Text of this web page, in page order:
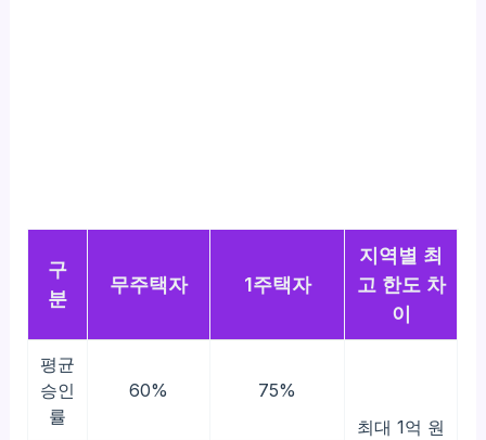
구
분
무주택자 1주택자
지역별 최
고 한도 차
이
평균
승인
률
60%
75%
최대 1억 원